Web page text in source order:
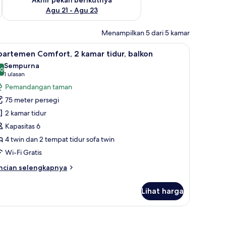
Agu 21 - Agu 23
Menampilkan 5 dari 5 kamar
kerja ramah laptop 1 kamar tidur, brankas, meja kerja, dan
6 Comfort, 2 kamar tidur, balkon
dari 10
Sempurna
1 ulasan
(1
ulasan)
Pemandangan taman
75 meter persegi
2 kamar tidur
Kapasitas 6
4 twin dan 2 tempat tidur sofa twin
Wi-Fi Gratis
selengkapnya
Lihat harga
kerja ramah laptop